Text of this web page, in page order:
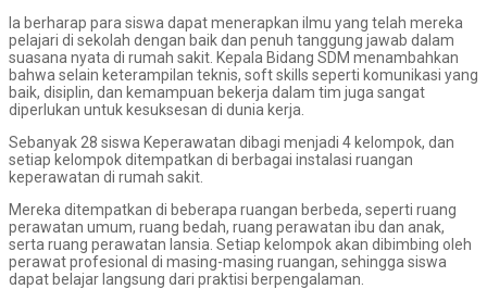
Ia berharap para siswa dapat menerapkan ilmu yang telah mereka
pelajari di sekolah dengan baik dan penuh tanggung jawab dalam
suasana nyata di rumah sakit. Kepala Bidang SDM menambahkan
bahwa selain keterampilan teknis, soft skills seperti komunikasi yang
baik, disiplin, dan kemampuan bekerja dalam tim juga sangat
diperlukan untuk kesuksesan di dunia kerja.
Sebanyak 28 siswa Keperawatan dibagi menjadi 4 kelompok, dan
setiap kelompok ditempatkan di berbagai instalasi ruangan
keperawatan di rumah sakit.
Mereka ditempatkan di beberapa ruangan berbeda, seperti ruang
perawatan umum, ruang bedah, ruang perawatan ibu dan anak,
serta ruang perawatan lansia. Setiap kelompok akan dibimbing oleh
perawat profesional di masing-masing ruangan, sehingga siswa
dapat belajar langsung dari praktisi berpengalaman.